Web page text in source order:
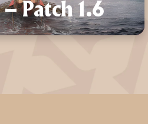
Patch 1.6